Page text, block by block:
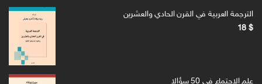
الترجمة العربية في القرن الحادي والعشرين
18$
علم الاجتماع في 50 سؤالا